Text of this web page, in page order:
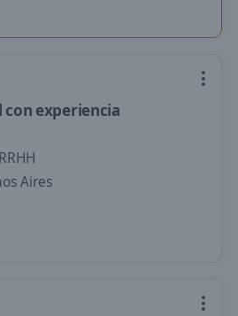
experiencia
Aires